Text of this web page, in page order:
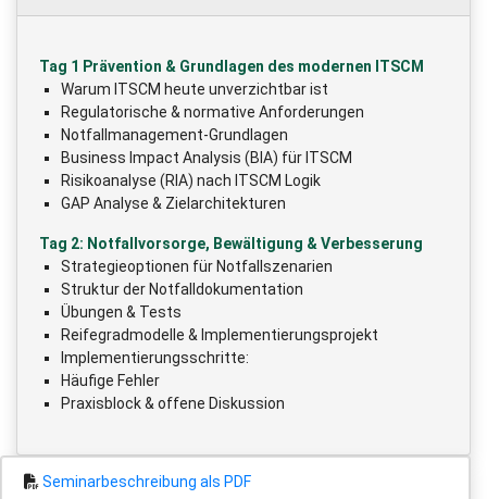
Tag 1 Prävention & Grundlagen des modernen ITSCM
Warum ITSCM heute unverzichtbar ist
Regulatorische & normative Anforderungen
Notfallmanagement-Grundlagen
Business Impact Analysis (BIA) für ITSCM
Risikoanalyse (RIA) nach ITSCM Logik
GAP Analyse & Zielarchitekturen
Tag 2: Notfallvorsorge, Bewältigung & Verbesserung
Strategieoptionen für Notfallszenarien
Struktur der Notfalldokumentation
Übungen & Tests
Reifegradmodelle & Implementierungsprojekt
Implementierungsschritte:
Häufige Fehler
Praxisblock & offene Diskussion
Seminarbeschreibung als PDF